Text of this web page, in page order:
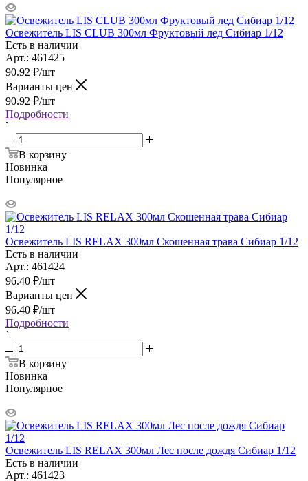
Освежитель LIS CLUB 300мл Фруктовый лед Сибиар 1/12
Есть в наличии
Арт.: 461425
90.92 ₽/шт
Варианты цен
90.92 ₽/шт
Подробности
`
В корзину
Новинка
Популярное
Освежитель LIS RELAX 300мл Скошенная трава Сибиар 1/12
Есть в наличии
Арт.: 461424
96.40 ₽/шт
Варианты цен
96.40 ₽/шт
Подробности
`
В корзину
Новинка
Популярное
Освежитель LIS RELAX 300мл Лес после дождя Сибиар 1/12
Есть в наличии
Арт.: 461423